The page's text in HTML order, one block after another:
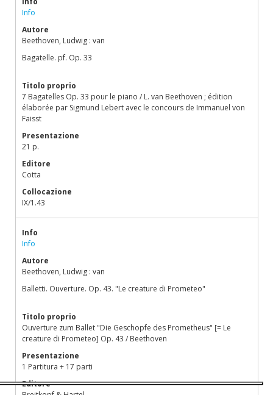
Info
Autore
Beethoven, Ludwig : van
Bagatelle. pf. Op. 33
Titolo proprio
7 Bagatelles Op. 33 pour le piano / L. van Beethoven ; édition
élaborée par Sigmund Lebert avec le concours de Immanuel von
Faisst
Presentazione
21 p.
Editore
Cotta
Collocazione
IX/1.43
Info
Info
Autore
Beethoven, Ludwig : van
Balletti. Ouverture. Op. 43. "Le creature di Prometeo"
Titolo proprio
Ouverture zum Ballet "Die Geschopfe des Prometheus" [= Le
creature di Prometeo] Op. 43 / Beethoven
Presentazione
1 Partitura + 17 parti
Editore